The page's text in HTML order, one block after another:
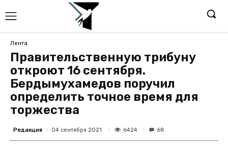
Лента
Правительственную трибуну
откроют 16 сентября.
Бердымухамедов поручил
определить точное время для
торжества
Редакция 04 сентября 2021 6424 68